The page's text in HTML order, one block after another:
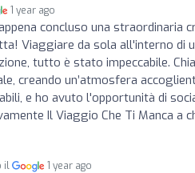
1 year ago
concluso una straordinaria
Viaggiare da sola all'interno di
tutto è stato impeccabile.
creando un’atmosfera
e ho avuto l'opportunità di
Il Viaggio Che Ti Manca a
il 1 year ago